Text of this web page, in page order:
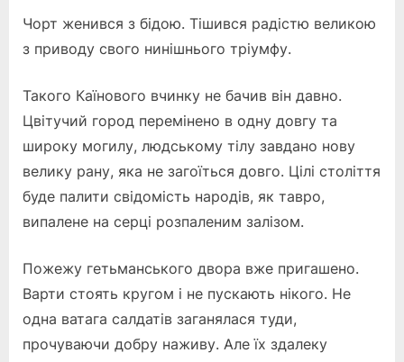
Чорт женився з бідою. Тішився радістю великою
з приводу свого нинішнього тріумфу.
Такого Каїнового вчинку не бачив він давно.
Цвітучий город перемінено в одну довгу та
широку могилу, людському тілу завдано нову
велику рану, яка не загоїться довго. Цілі століття
буде палити свідомість народів, як тавро,
випалене на серці розпаленим залізом.
Пожежу гетьманського двора вже пригашено.
Варти стоять кругом і не пускають нікого. Не
одна ватага салдатів заганялася туди,
прочуваючи добру наживу. Але їх здалеку